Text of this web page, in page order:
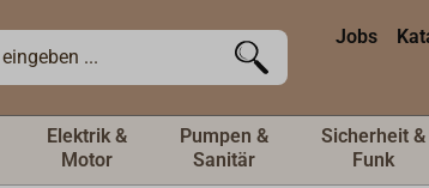
Jobs
Elektrik &
Motor
Pumpen &
Sanitär
Sicherheit &
Funk